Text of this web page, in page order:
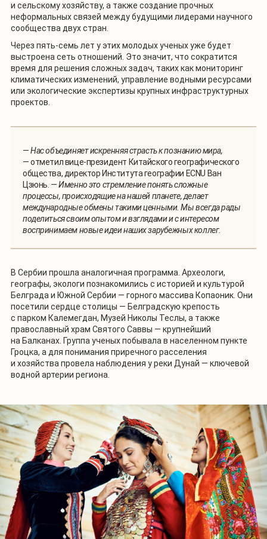
и сельскому хозяйству, а также создание прочных
неформальных связей между будущими лидерами научного
сообщества двух стран.
Через пять-семь лет у этих молодых ученых уже будет
выстроена сеть отношений. Это значит, что сократится
время для решения сложных задач, таких как мониторинг
климатических изменений, управление водными ресурсами
или экологические экспертизы крупных инфраструктурных
проектов.
—Нас объединяет искренняя страсть к познанию мира,
— отметил вице-президент Китайского географического
общества, директор Института географии ECNU Ван
Цзюнь. — Именно это стремление понять сложные
процессы, происходящие на нашей планете, делает
международные обмены такими ценными. Мы всегда рады
поделиться своим опытом и взглядами и с интересом
воспринимаем новые идеи наших зарубежных коллег.
В Сербии прошла аналогичная программа. Археологи,
географы, экологи познакомились с историей и культурой
Белграда и Южной Сербии — горного массива Копаоник. Они
посетили сердце столицы — Белградскую крепость
с парком Калемегдан, Музей Николы Теслы, а также
православный храм Святого Саввы — крупнейший
на Балканах. Группа ученых побывала в населенном пункте
Гроцка, а для понимания приречного расселения
и хозяйства провела наблюдения у реки Дунай — ключевой
водной артерии региона.